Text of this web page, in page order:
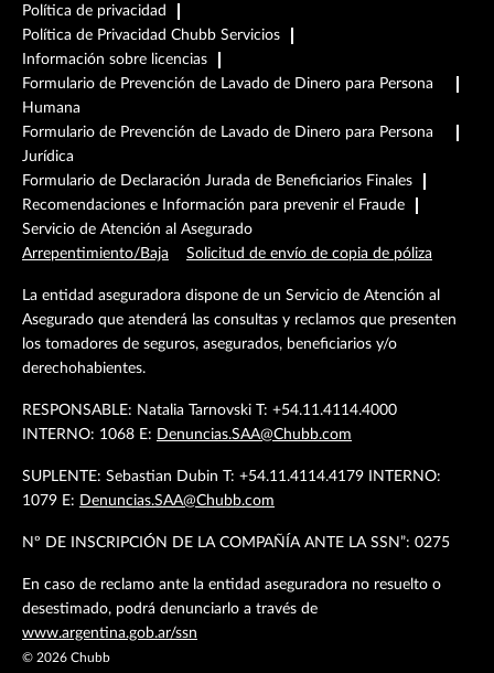
Política de privacidad
Política de Privacidad Chubb Servicios
Información sobre licencias
Formulario de Prevención de Lavado de Dinero para Persona
Humana
Formulario de Prevención de Lavado de Dinero para Persona
Jurídica
Formulario de Declaración Jurada de Beneficiarios Finales
Recomendaciones e Información para prevenir el Fraude
Servicio de Atención al Asegurado
Arrepentimiento/Baja
Solicitud de envío de copia de póliza
La entidad aseguradora dispone de un Servicio de Atención al
Asegurado que atenderá las consultas y reclamos que presenten
los tomadores de seguros, asegurados, beneficiarios y/o
derechohabientes.
RESPONSABLE: Natalia Tarnovski T: +54.11.4114.4000
INTERNO: 1068 E: Denuncias.SAA@Chubb.com
SUPLENTE: Sebastian Dubin T: +54.11.4114.4179 INTERNO:
1079 E: Denuncias.SAA@Chubb.com
Nº DE INSCRIPCIÓN DE LA COMPAÑÍA ANTE LA SSN”: 0275
En caso de reclamo ante la entidad aseguradora no resuelto o
desestimado, podrá denunciarlo a través de
www.argentina.gob.ar/ssn
© 2026 Chubb